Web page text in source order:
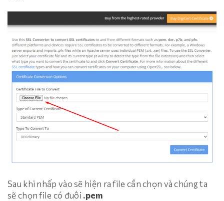
Sau khi nhấp vào sẽ hiện ra file cần chọn và chúng ta
sẽ chọn file có đuôi .pem